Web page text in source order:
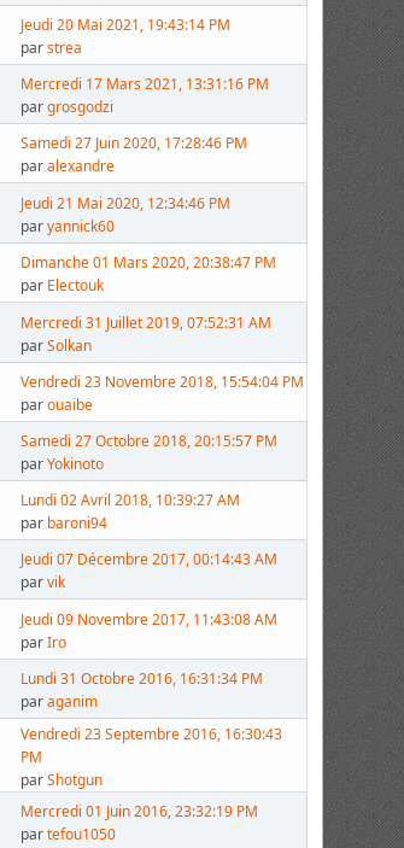
Jeudi 20 Mai 2021, 19:43:14 PM
parstrea
Mercredi 17 Mars 2021, 13:31:16 PM
pargrosgodzi
Samedi 27 Juin 2020, 17:28:46 PM
paralexandre
Jeudi 21 Mai 2020, 12:34:46 PM
paryannick60
Dimanche 01 Mars 2020, 20:38:47 PM
par Electouk
Mercredi 31 Juillet 2019, 07:52:31 AM
parSolkan
Vendredi 23 Novembre 2018, 15:54:04 PM
parouaibe
Samedi 27 Octobre 2018, 20:15:57 PM
parYokinoto
Lundi 02 Avril 2018, 10:39:27 AM
par baroni94
Jeudi 07 Décembre 2017, 00:14:43 AM
parvik
Jeudi 09 Novembre 2017, 11:43:08 AM
parIro
Lundi 31 Octobre 2016, 16:31:34 PM
paraganim
Vendredi 23 Septembre 2016, 16:30:43
PM
parShotgun
Mercredi 01 Juin 2016, 23:32:19 PM
partefou1050